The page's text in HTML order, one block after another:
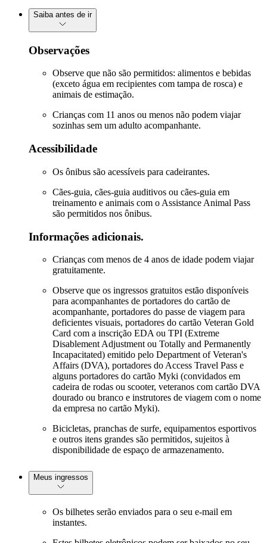
Saiba antes de ir
Observações
Observe que não são permitidos: alimentos e bebidas
(exceto água em recipientes com tampa de rosca) e
animais de estimação.
Crianças com 11 anos ou menos não podem viajar
sozinhas sem um adulto acompanhante.
Acessibilidade
Os ônibus são acessíveis para cadeirantes.
Cães-guia, cães-guia auditivos ou cães-guia em
treinamento e animais com o Assistance Animal Pass
são permitidos nos ônibus.
Informações adicionais.
Crianças com menos de 4 anos de idade podem viajar
gratuitamente.
Observe que os ingressos gratuitos estão disponíveis
para acompanhantes de portadores do cartão de
acompanhante, portadores do passe de viagem para
deficientes visuais, portadores do cartão Veteran Gold
Card com a inscrição EDA ou TPI (Extreme
Disablement Adjustment ou Totally and Permanently
Incapacitated) emitido pelo Department of Veteran's
Affairs (DVA), portadores do Access Travel Pass e
alguns portadores do cartão Myki (convidados em
cadeira de rodas ou scooter, veteranos com cartão DVA
dourado ou branco e instrutores de viagem com o nome
da empresa no cartão Myki).
Bicicletas, pranchas de surfe, equipamentos esportivos
e outros itens grandes são permitidos, sujeitos à
disponibilidade de espaço de armazenamento.
Meus ingressos
Os bilhetes serão enviados para o seu e-mail em
instantes.